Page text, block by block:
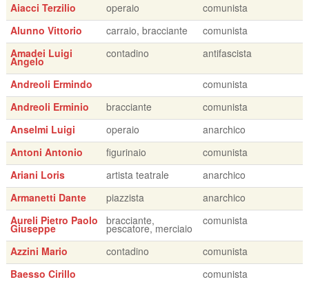
Aiacci Terzilio
operaio
comunista
Alunno Vittorio
carraio, bracciante
comunista
Amadei Luigi
Angelo
contadino antifascista
Andreoli Ermindo
comunista
Andreoli Erminio
bracciante
comunista
Anselmi Luigi
operaio
anarchico
Antoni Antonio
figurinaio
comunista
Ariani Loris
artista teatrale
anarchico
Armanetti Dante
piazzista
anarchico
Aureli Pietro Paolo
Giuseppe
bracciante,
pescatore, merciaio
comunista
Azzini Mario contadino
comunista
Baesso Cirillo
comunista